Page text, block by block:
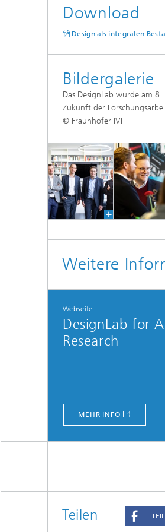
Download
Design als integralen
Bildergalerie
Das DesignLab wurde am
Zukunft der
© Fraunhofer IVI
Weitere
Webseite
DesignLab for
Research
MEHR INFO
Teilen